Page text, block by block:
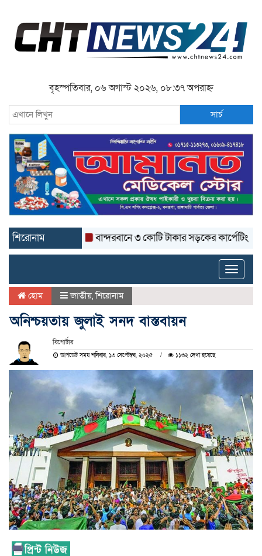
বৃহস্পতিবার, ০৬ অগাস্ট ২০২৬, ০৮:৩৭ অপরাহ্ন
সার্চ
শিরোনাম বান্দরবানে ৩ কোটি টাকার সড়কের কার্পেটিং উঠে যাচ্ছে
Toggle
হোম জাতীয়,শিরোনাম
অনিশ্চয়তায় জুলাই সনদ বাস্তবায়ন
রিপোর্টার
আপডেট সময় শনিবার, ১৩ সেপ্টেম্বর, ২০২৫ ১১৩২ দেখা হয়েছে